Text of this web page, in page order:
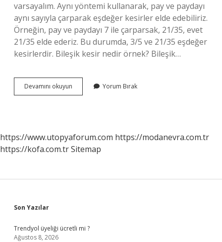
varsayalım. Aynı yöntemi kullanarak, pay ve paydayı
aynı sayıyla çarparak eşdeğer kesirler elde edebiliriz.
Örneğin, pay ve paydayı 7 ile çarparsak, 21/35, evet
21/35 elde ederiz. Bu durumda, 3/5 ve 21/35 eşdeğer
kesirlerdir. Bileşik kesir nedir örnek? Bileşik…
Devamını okuyun
6
Yorum Bırak
https://www.utopyaforum.com https://modanevra.com.tr
https://kofa.com.trSitemap
Sidebar
Son Yazılar
Trendyol üyeliği ücretli mi ?
Ağustos 8, 2026